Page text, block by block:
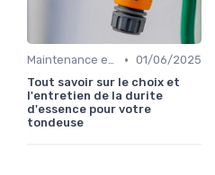
Maintenance et entretien • 01/06/2025
Tout savoir sur le choix et
l'entretien de la durite
d'essence pour votre
tondeuse